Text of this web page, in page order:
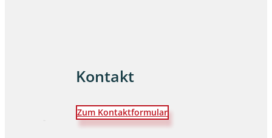
Kontakt
Zum Kontaktformular